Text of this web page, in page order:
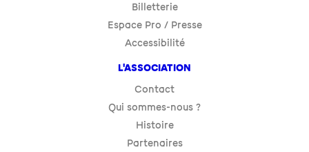
Billetterie
Espace Pro / Presse
Accessibilité
L'ASSOCIATION
Contact
Qui sommes-nous ?
Histoire
Partenaires